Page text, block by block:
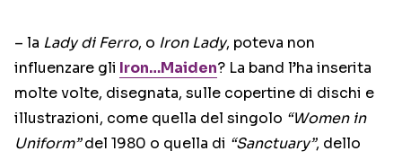
– la Lady di Ferro, o Iron Lady, poteva non
influenzare gli Iron…Maiden? La band l’ha inserita
molte volte, disegnata, sulle copertine di dischi e
illustrazioni, come quella del singolo “Women in
Uniform”del 1980 o quella di “Sanctuary”, dello